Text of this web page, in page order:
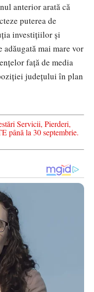
anterior arată că
puterea de
investițiilor și
mai mare vor
față de media
județului în plan
Servicii, Pierderi,
până la 30 septembrie.